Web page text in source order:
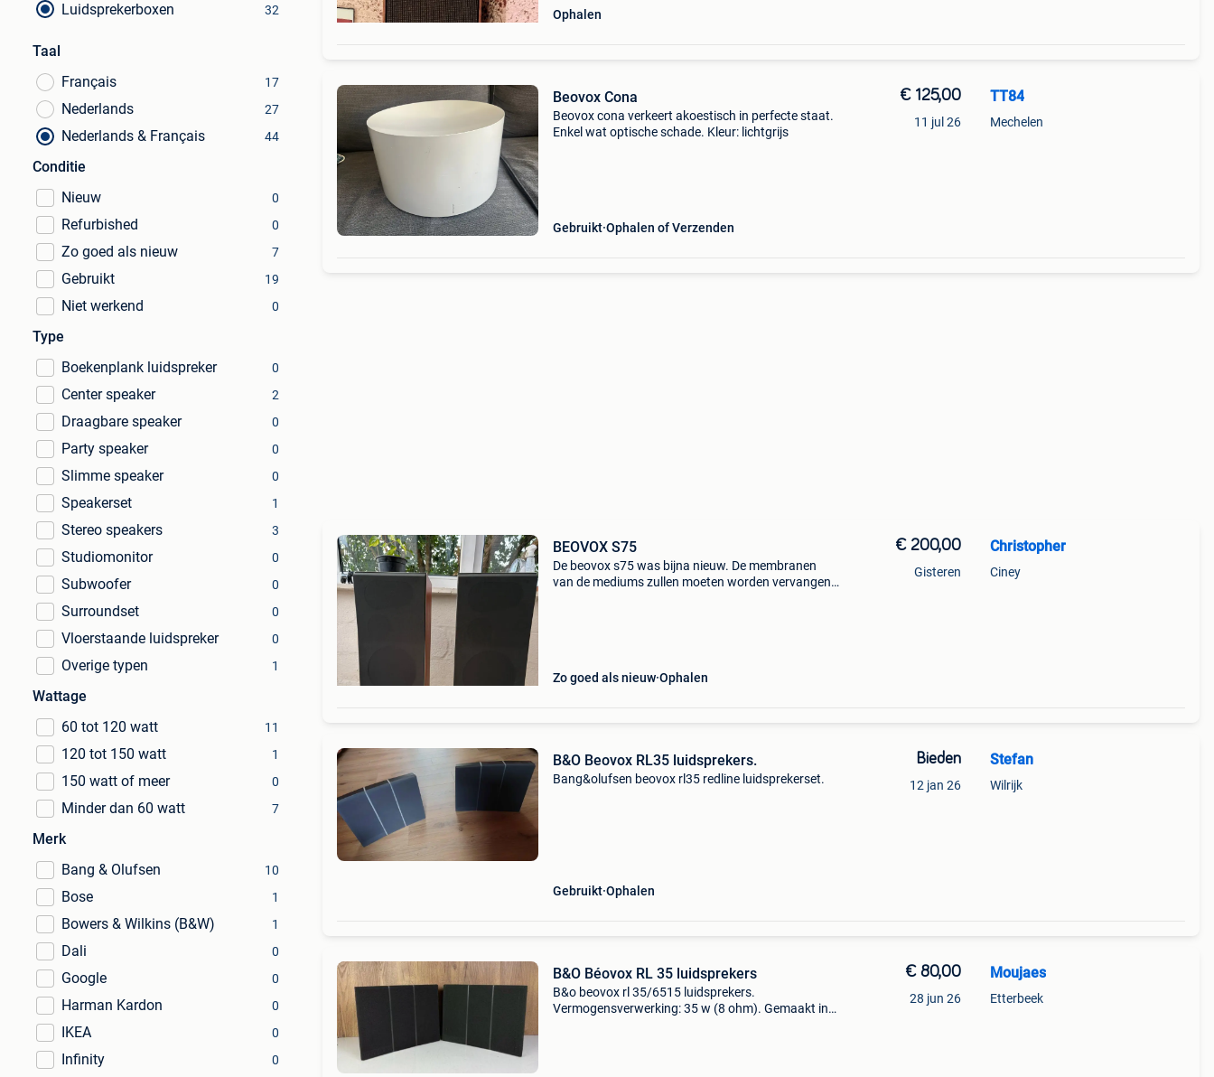
Luidsprekerboxen
32
Taal
Français
17
Nederlands 27
Nederlands & Français 44
Conditie
Nieuw
0
Refurbished 0
Zo goed als nieuw 7
Gebruikt 19
Niet werkend 0
Type
Boekenplank luidspreker
0
Center speaker 2
Draagbare speaker 0
Party speaker 0
Slimme speaker 0
Speakerset 1
Stereo speakers 3
Studiomonitor 0
Subwoofer 0
Surroundset 0
Vloerstaande luidspreker 0
Overige typen 1
Wattage
60 tot 120 watt
11
120 tot 150 watt 1
150 watt of meer 0
Minder dan 60 watt 7
Merk
Bang & Olufsen
10
Bose 1
Bowers & Wilkins (B&W) 1
Dali 0
Google 0
Harman Kardon 0
IKEA 0
Infinity 0
Ophalen
Beovox Cona
Beovox cona verkeert akoestisch in perfecte staat.
Enkel wat optische schade. Kleur: lichtgrijs
Gebruikt Ophalen of Verzenden
€ 125,00
11 jul 26
TT84
Mechelen
BEOVOX S75
De beovox s75 was bijna nieuw. De membranen
van de mediums zullen moeten worden vervangen,
Zo goed als nieuw Ophalen
€ 200,00
Gisteren
Christopher
Ciney
B&O Beovox RL35 luidsprekers.
Bang&olufsen beovox rl35 redline luidsprekerset.
Gebruikt Ophalen
Bieden
12 jan 26
Stefan
Wilrijk
B&O Béovox RL 35 luidsprekers
B&o beovox rl 35/6515 luidsprekers.
Vermogensverwerking: 35 w (8 ohm). Gemaakt in
€ 80,00
28 jun 26
Moujaes
Etterbeek